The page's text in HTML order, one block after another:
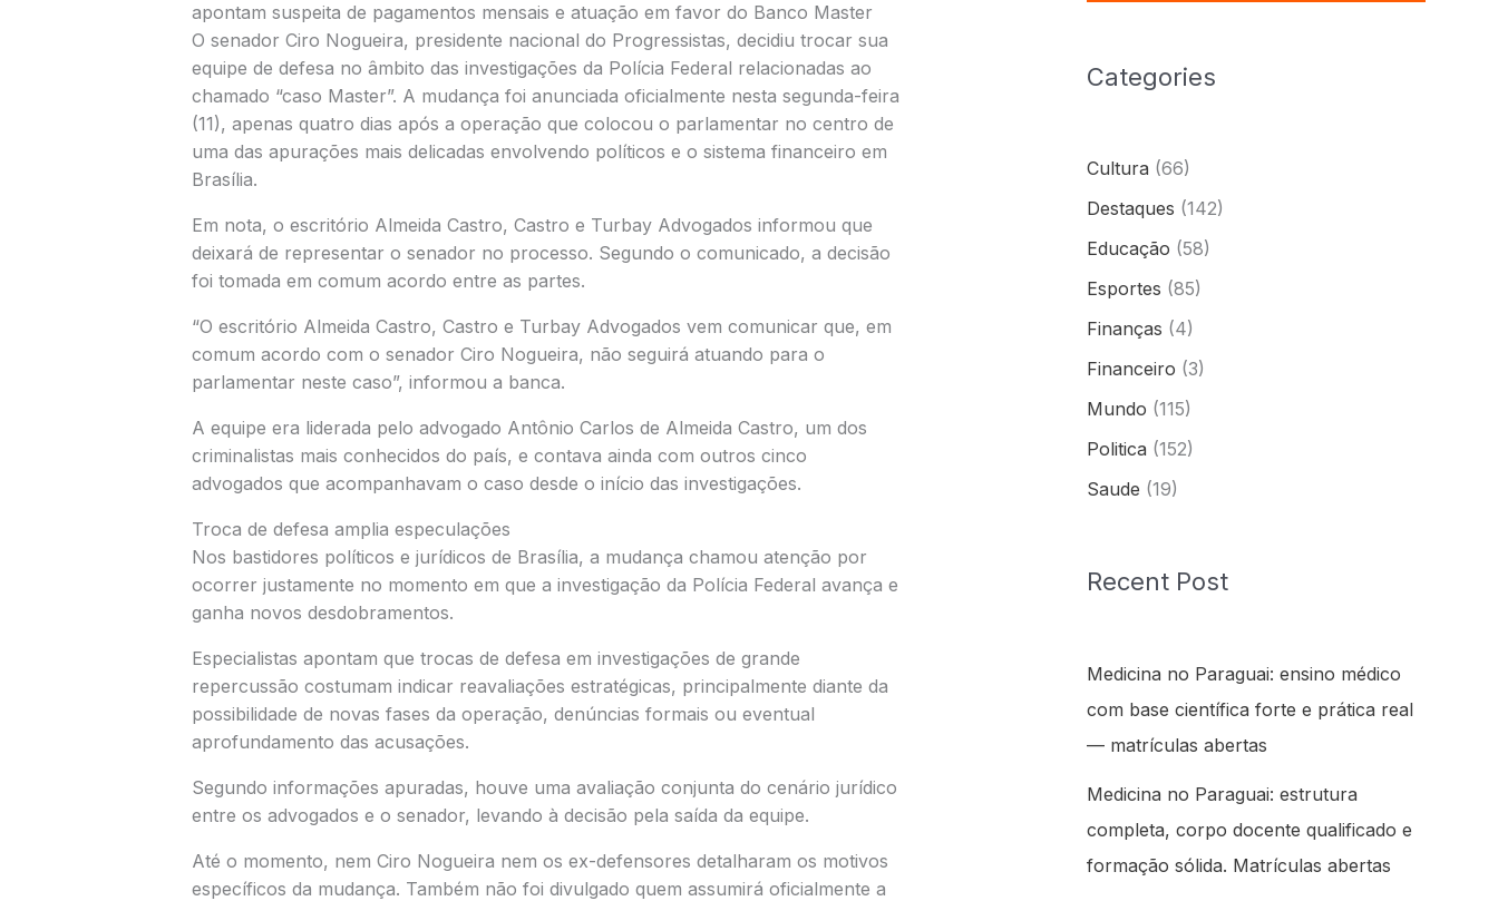
apontam suspeita de pagamentos mensais e atuação em favor do Banco Master
O senador Ciro Nogueira, presidente nacional do Progressistas, decidiu trocar sua
equipe de defesa no âmbito das investigações da Polícia Federal relacionadas ao
chamado “caso Master”. A mudança foi anunciada oficialmente nesta segunda-feira
(11), apenas quatro dias após a operação que colocou o parlamentar no centro de
uma das apurações mais delicadas envolvendo políticos e o sistema financeiro em
Brasília.
Em nota, o escritório Almeida Castro, Castro e Turbay Advogados informou que
deixará de representar o senador no processo. Segundo o comunicado, a decisão
foi tomada em comum acordo entre as partes.
“O escritório Almeida Castro, Castro e Turbay Advogados vem comunicar que, em
comum acordo com o senador Ciro Nogueira, não seguirá atuando para o
parlamentar neste caso”, informou a banca.
A equipe era liderada pelo advogado Antônio Carlos de Almeida Castro, um dos
criminalistas mais conhecidos do país, e contava ainda com outros cinco
advogados que acompanhavam o caso desde o início das investigações.
Troca de defesa amplia especulações
Nos bastidores políticos e jurídicos de Brasília, a mudança chamou atenção por
ocorrer justamente no momento em que a investigação da Polícia Federal avança e
ganha novos desdobramentos.
Especialistas apontam que trocas de defesa em investigações de grande
repercussão costumam indicar reavaliações estratégicas, principalmente diante da
possibilidade de novas fases da operação, denúncias formais ou eventual
aprofundamento das acusações.
Segundo informações apuradas, houve uma avaliação conjunta do cenário jurídico
entre os advogados e o senador, levando à decisão pela saída da equipe.
Até o momento, nem Ciro Nogueira nem os ex-defensores detalharam os motivos
específicos da mudança. Também não foi divulgado quem assumirá oficialmente a
Categories
Cultura (66)
Destaques (142)
Educação (58)
Esportes (85)
Finanças (4)
Financeiro (3)
Mundo (115)
Politica (152)
Saude (19)
Recent Post
Medicina no Paraguai: ensino médico
com base científica forte e prática real
— matrículas abertas
Medicina no Paraguai: estrutura
completa, corpo docente qualificado e
formação sólida. Matrículas abertas